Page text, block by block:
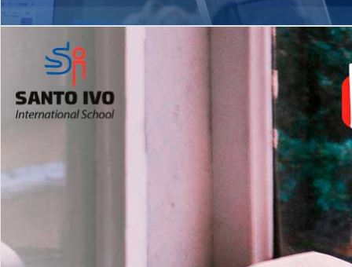
Matrículas Abertas 2026
2º AO 5º ANO FUNDAMENTAL
es
Com imersão Bilingue - Anos
Finais